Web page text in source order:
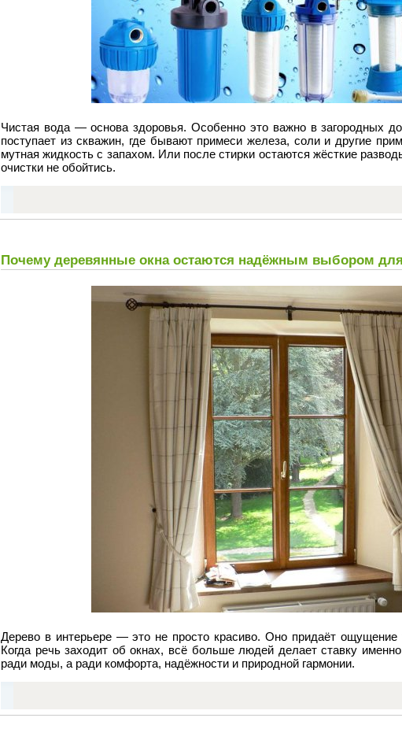
Чистая вода — основа здоровья. Особенно это важно в загородных
поступает из скважин, где бывают примеси железа, соли и другие
мутная жидкость с запахом. Или после стирки остаются жёсткие
очистки не обойтись.
Почему деревянные окна остаются надёжным выбором
Дерево в интерьере — это не просто красиво. Оно придаёт ощущение
Когда речь заходит об окнах, всё больше людей делает ставку
ради моды, а ради комфорта, надёжности и природной гармонии.